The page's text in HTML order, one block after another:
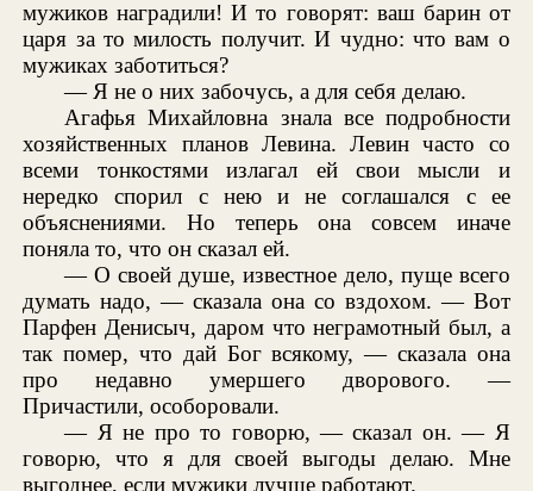
мужиков наградили! И то говорят: ваш барин от
царя за то милость получит. И чудно: что вам о
мужиках заботиться?
— Я не о них забочусь, а для себя делаю.
Агафья Михайловна знала все подробности
хозяйственных планов Левина. Левин часто со
всеми тонкостями излагал ей свои мысли и
нередко спорил с нею и не соглашался с ее
объяснениями. Но теперь она совсем иначе
поняла то, что он сказал ей.
— О своей душе, известное дело, пуще всего
думать надо, — сказала она со вздохом. — Вот
Парфен Денисыч, даром что неграмотный был, а
так помер, что дай Бог всякому, — сказала она
про недавно умершего дворового. —
Причастили, особоровали.
— Я не про то говорю, — сказал он. — Я
говорю, что я для своей выгоды делаю. Мне
выгоднее, если мужики лучше работают.